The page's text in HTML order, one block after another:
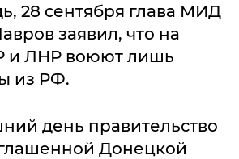
28 сентября глава МИД
заявил, что на
и ЛНР воюют лишь
из РФ.
день правительство
Донецкой